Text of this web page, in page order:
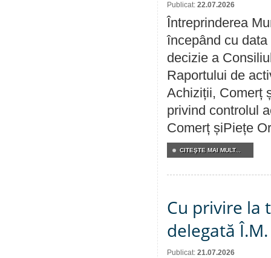
Publicat: 22.07.2026
Întreprinderea
începând cu
decizie a
Raportului de
Achiziții, Comerț
privind controlul
Comerț șiPiețe
CITEŞTE MAI MULT...
Cu privire la
delegată
Publicat: 21.07.2026